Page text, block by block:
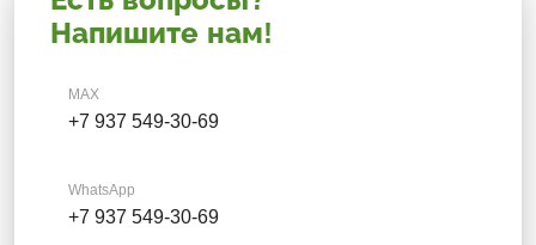
Напишите нам!
MAX
+7 937 549-30-69
WhatsApp
+7 937 549-30-69